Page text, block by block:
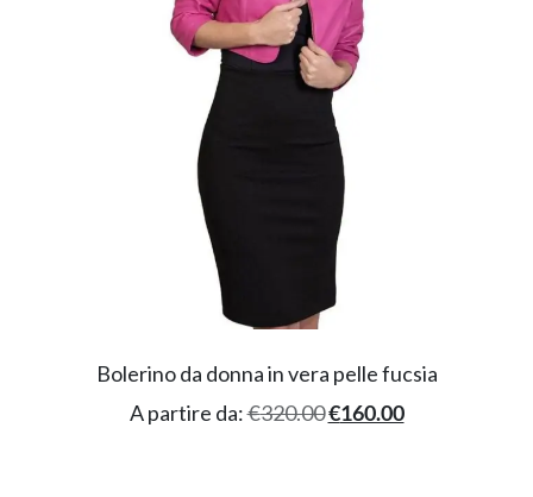
Bolerino da donna in vera pelle fucsia
A partire da:€320.00€160.00